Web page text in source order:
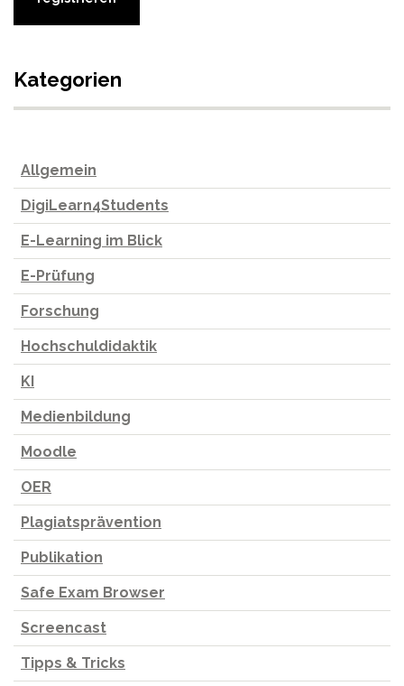
Kategorien
Allgemein
DigiLearn4Students
E-Learning im Blick
E-Prüfung
Forschung
Hochschuldidaktik
KI
Medienbildung
Moodle
OER
Plagiatsprävention
Publikation
Safe Exam Browser
Screencast
Tipps & Tricks